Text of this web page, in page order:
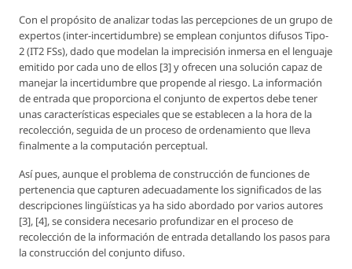
Con el propósito de analizar todas las percepciones de un grupo de
expertos (inter-incertidumbre) se emplean conjuntos difusos Tipo-
2 (IT2 FSs), dado que modelan la imprecisión inmersa en el lenguaje
emitido por cada uno de ellos [3] y ofrecen una solución capaz de
manejar la incertidumbre que propende al riesgo. La información
de entrada que proporciona el conjunto de expertos debe tener
unas características especiales que se establecen a la hora de la
recolección, seguida de un proceso de ordenamiento que lleva
finalmente a la computación perceptual.
Así pues, aunque el problema de construcción de funciones de
pertenencia que capturen adecuadamente los significados de las
descripciones lingüísticas ya ha sido abordado por varios autores
[3], [4], se considera necesario profundizar en el proceso de
recolección de la información de entrada detallando los pasos para
la construcción del conjunto difuso.